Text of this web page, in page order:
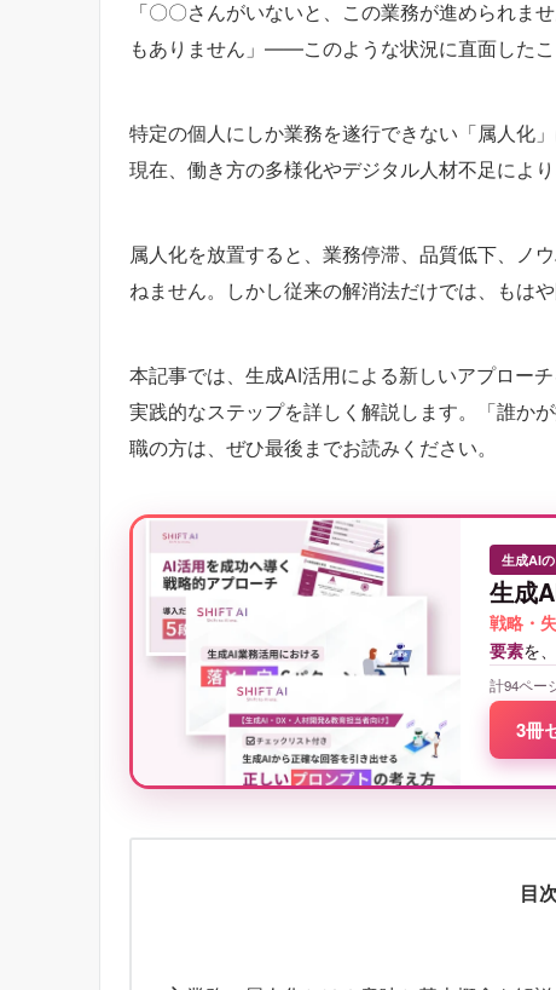
「〇〇さんがいないと、この業務が進められま
もありません」——このような状況に直面したこ
特定の個人にしか業務を遂行できない「属人化
現在、働き方の多様化やデジタル人材不足によ
属人化を放置すると、業務停滞、品質低下、ノ
ねません。しかし従来の解消法だけでは、もは
本記事では、生成AI活用による新しいアプロー
実践的なステップを詳しく解説します。「誰か
職の方は、ぜひ最後までお読みください。
生成AI
生成
戦略・
要素を
計94ペー
3冊
目次